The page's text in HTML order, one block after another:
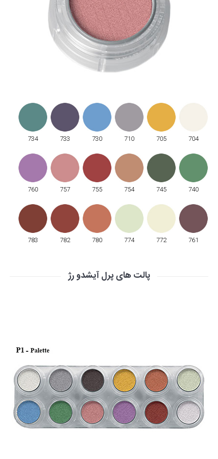
704
705
710
730
733
734
740
745
754
755
757
760
761
772
774
780
782
783
پالت های پرل آیشدو رژ